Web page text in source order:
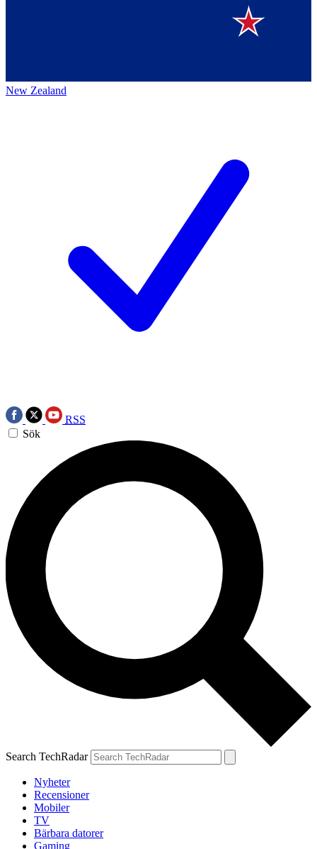
New Zealand
RSS
Sök
Search TechRadar
Nyheter
Recensioner
Mobiler
TV
Bärbara datorer
Gaming